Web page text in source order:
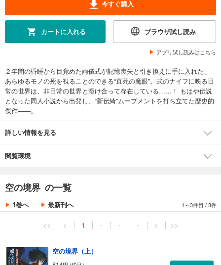
今すぐ購入
カートに入れる ブラウザ試し読み
アプリ試し読みはこちら
２年間の昏睡から目覚めた両儀式が記憶喪失と引き換えに手に入れた、
あらゆるモノの死を視ることのできる“直死の魔眼”。式のナイフに映る日
常の世界は、非日常の世界と溶け合って存在している……！ もはや伝説
となった同人小説から出発し、“新伝綺”ムーブメントを打ち立てた歴史的
傑作――。
詳しい情報を見る
閲覧環境
空の境界 の一覧
1巻へ 最新刊へ 1～3件目 /3件
<< < 1 ・ ・ ・ > >>
空の境界（上）